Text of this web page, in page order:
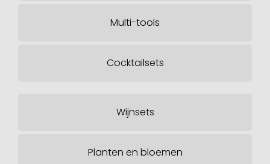
Multi-tools
Cocktailsets
Wijnsets
Planten en bloemen